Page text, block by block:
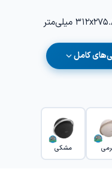
کامل
مشکی